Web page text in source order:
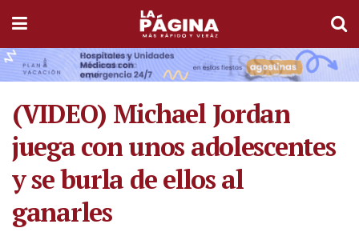
(VIDEO) Michael Jordan
juega con unos adolescentes
y se burla de ellos al
ganarles